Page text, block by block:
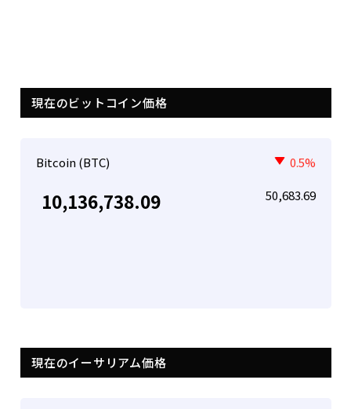
現在のビットコイン価格
Bitcoin (BTC) 0.5%
10,136,738.09 50,683.69
現在のイーサリアム価格